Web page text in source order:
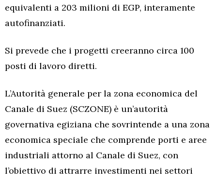
equivalenti a 203 milioni di EGP, interamente
autofinanziati.
Si prevede che i progetti creeranno circa 100
posti di lavoro diretti.
L’Autorità generale per la zona economica del
Canale di Suez (SCZONE) è un’autorità
governativa egiziana che sovrintende a una zona
economica speciale che comprende porti e aree
industriali attorno al Canale di Suez, con
l’obiettivo di attrarre investimenti nei settori